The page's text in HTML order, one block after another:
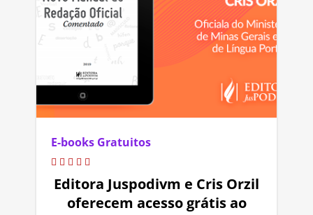
E-books Gratuitos
Editora Juspodivm e Cris Orzil
oferecem acesso grátis ao